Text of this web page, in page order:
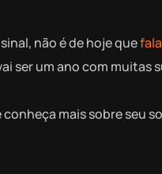
não é de hoje que
ser um ano com muitas
mais sobre seu